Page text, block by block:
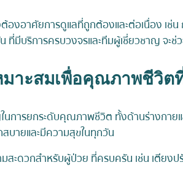
งอาศัยการดูแลที่ถูกต้องและต่อเนื่อง เ
มีบริการครบวงจรและทีมผู้เชี่ยวชาญ จ
มาะสมเพื่อคุณภาพชีวิต
ารยกระดับคุณภาพชีวิต ทั้งด้านร่างกายแ
บายและมีความสุขในทุกวัน
ะดวกสำหรับผู้ป่วย ที่ครบครัน เช่น เตีย